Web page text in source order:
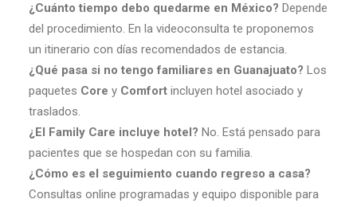
¿Cuánto tiempo debo quedarme en México? Depende
del procedimiento. En la videoconsulta te proponemos
un itinerario con días recomendados de estancia.
¿Qué pasa si no tengo familiares en Guanajuato? Los
paquetes Core y Comfort incluyen hotel asociado y
traslados.
¿El Family Care incluye hotel? No. Está pensado para
pacientes que se hospedan con su familia.
¿Cómo es el seguimiento cuando regreso a casa?
Consultas online programadas y equipo disponible para